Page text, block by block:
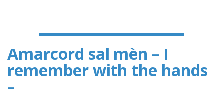
Amarcord sal mèn – I
remember with the hands
–